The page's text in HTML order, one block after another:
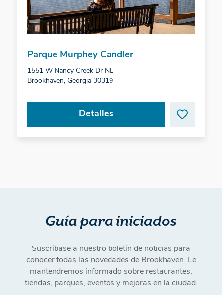
Parque Murphey Candler
1551 W Nancy Creek Dr NE
Brookhaven, Georgia 30319
Detalles
Guía para iniciados
Suscríbase a nuestro boletín de noticias para
conocer todas las novedades de Brookhaven. Le
mantendremos informado sobre restaurantes,
tiendas, parques, eventos y mejoras en la ciudad.